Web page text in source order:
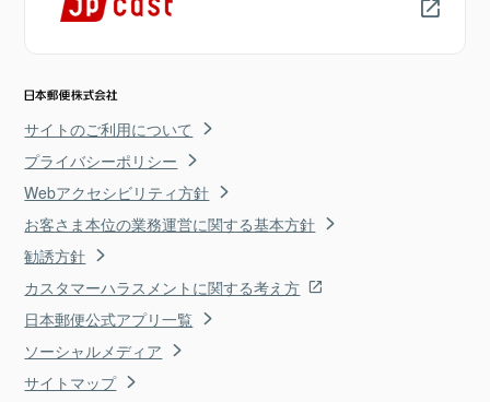
サイトのご利用について
プライバシーポリシー
Webアクセシビリティ方針
お客さま本位の業務運営に関する基本方針
勧誘方針
カスタマーハラスメントに関する考え方
日本郵便公式アプリ一覧
ソーシャルメディア
サイトマップ